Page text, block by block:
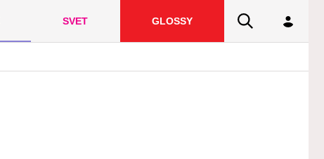
SVET GLOSSY